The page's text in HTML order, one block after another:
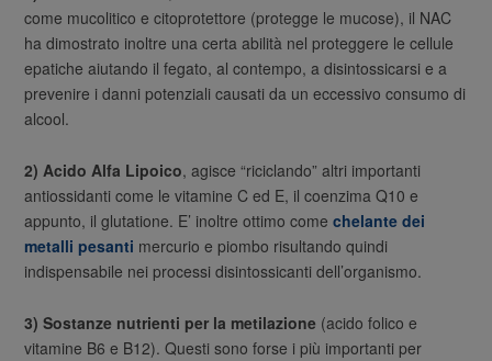
come mucolitico e citoprotettore (protegge le mucose), il NAC
ha dimostrato inoltre una certa abilità nel proteggere le cellule
epatiche aiutando il fegato, al contempo, a disintossicarsi e a
prevenire i danni potenziali causati da un eccessivo consumo di
alcool.
2) Acido Alfa Lipoico, agisce “riciclando” altri importanti
antiossidanti come le vitamine C ed E, il coenzima Q10 e
appunto, il glutatione. E’ inoltre ottimo comechelante dei
metalli pesanti mercurio e piombo risultando quindi
indispensabile nei processi disintossicanti dell’organismo.
3) Sostanze nutrienti per la metilazione (acido folico e
vitamine B6 e B12). Questi sono forse i più importanti per